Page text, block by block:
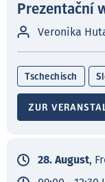
Prezentační
Veronika
Tschechisch
ZUR
28. August,